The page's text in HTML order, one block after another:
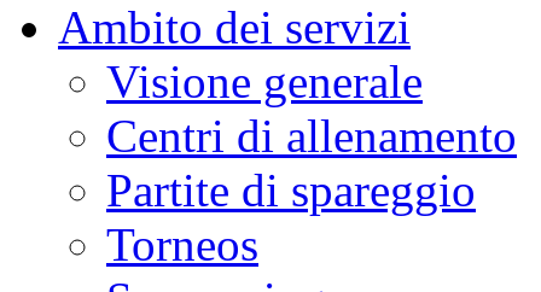
Ambito dei servizi
Visione generale
Centri di allenamento
Partite di spareggio
Torneos